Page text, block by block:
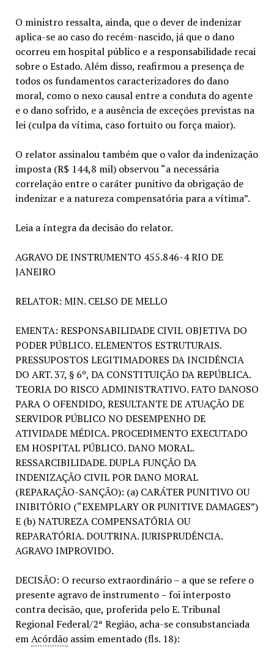
O ministro ressalta, ainda, que o dever de indenizar
aplica-se ao caso do recém-nascido, já que o dano
ocorreu em hospital público e a responsabilidade recai
sobre o Estado. Além disso, reafirmou a presença de
todos os fundamentos caracterizadores do dano
moral, como o nexo causal entre a conduta do agente
e o dano sofrido, e a ausência de exceções previstas na
lei (culpa da vítima, caso fortuito ou força maior).
O relator assinalou também que o valor da indenização
imposta (R$ 144,8 mil) observou “a necessária
correlação entre o caráter punitivo da obrigação de
indenizar e a natureza compensatória para a vítima”.
Leia a íntegra da decisão do relator.
AGRAVO DE INSTRUMENTO 455.846-4 RIO DE
JANEIRO
RELATOR: MIN. CELSO DE MELLO
EMENTA: RESPONSABILIDADE CIVIL OBJETIVA DO
PODER PÚBLICO. ELEMENTOS ESTRUTURAIS.
PRESSUPOSTOS LEGITIMADORES DA INCIDÊNCIA
DO ART. 37, § 6º, DA CONSTITUIÇÃO DA REPÚBLICA.
TEORIA DO RISCO ADMINISTRATIVO. FATO DANOSO
PARA O OFENDIDO, RESULTANTE DE ATUAÇÃO DE
SERVIDOR PÚBLICO NO DESEMPENHO DE
ATIVIDADE MÉDICA. PROCEDIMENTO EXECUTADO
EM HOSPITAL PÚBLICO. DANO MORAL.
RESSARCIBILIDADE. DUPLA FUNÇÃO DA
INDENIZAÇÃO CIVIL POR DANO MORAL
(REPARAÇÃO-SANÇÃO): (a) CARÁTER PUNITIVO OU
INIBITÓRIO (“EXEMPLARY OR PUNITIVE DAMAGES”)
E (b) NATUREZA COMPENSATÓRIA OU
REPARATÓRIA. DOUTRINA. JURISPRUDÊNCIA.
AGRAVO IMPROVIDO.
DECISÃO: O recurso extraordinário – a que se refere o
presente agravo de instrumento – foi interposto
contra decisão, que, proferida pelo E. Tribunal
Regional Federal/2ª Região, acha-se consubstanciada
emAcórdãoassim ementado (fls. 18):